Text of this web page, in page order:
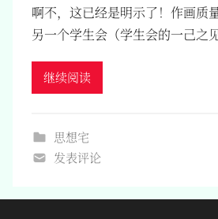
啊不，这已经是明示了！作画质
另一个学生会（学生会的一己之
继续阅读
思想宅
发表评论